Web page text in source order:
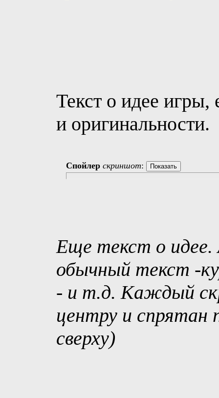
Текст о идее игры,
и оригинальности.
Спойлер скриншот:
Еще текст о идее.
обычный текст -
- и т.д. Каждый
центру и спрятан
сверху)